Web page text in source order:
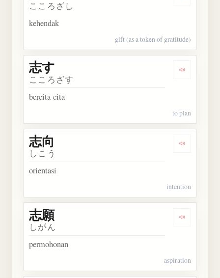
こころざし
kehendak
gift (as a token of gratitude)
Dengarkan
志す
こころざす
bercita-cita
to plan
Dengarkan
志向
しこう
orientasi
intention
Dengarkan
志願
しがん
permohonan
aspiration